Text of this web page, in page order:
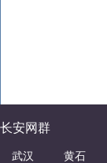
长安网群
武汉 黄石